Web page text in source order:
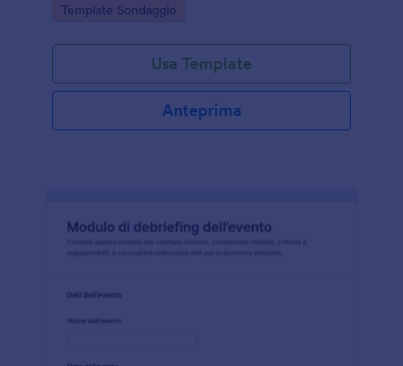
accoglienza e comunicazione.
Go to Category:
Template Sondaggio
Usa Template
Anteprima